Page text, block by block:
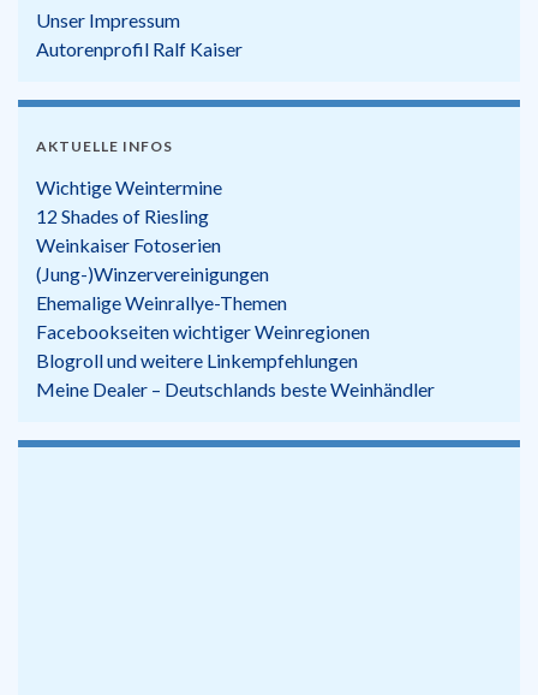
Unser Impressum
Autorenprofil Ralf Kaiser
AKTUELLE INFOS
Wichtige Weintermine
12 Shades of Riesling
Weinkaiser Fotoserien
(Jung-)Winzervereinigungen
Ehemalige Weinrallye-Themen
Facebookseiten wichtiger Weinregionen
Blogroll und weitere Linkempfehlungen
Meine Dealer – Deutschlands beste Weinhändler